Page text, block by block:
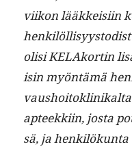
viikon lääkkeisi­in
olisi KELAko­rtin
isin myön­tämä
apteekki­in, jos­ta
sä, ja